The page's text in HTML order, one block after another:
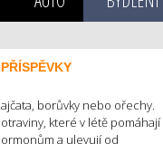
borůvky nebo ořechy.
které v létě pomáhají
a ulevují od